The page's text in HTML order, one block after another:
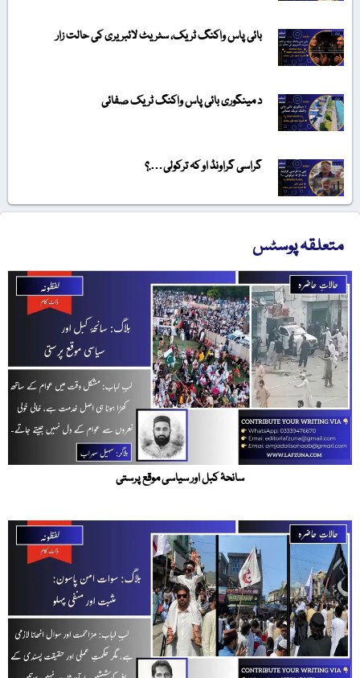
بائی پاس واکنگ ٹریک، سٹریٹ لائبریری کی حالت زار
د مینگوری بائی پاس واکنگ ٹریک صفائی
گراسی گراونڈ او کہ ترکولی….؟
متعلقہ پوسٹس
سانحۂ کبل اور سیاسی موقع پرستی